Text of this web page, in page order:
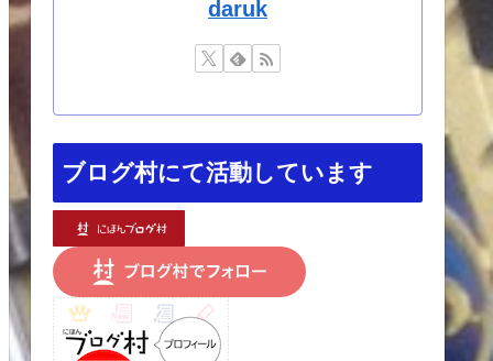
daruk
ブログ村にて活動しています